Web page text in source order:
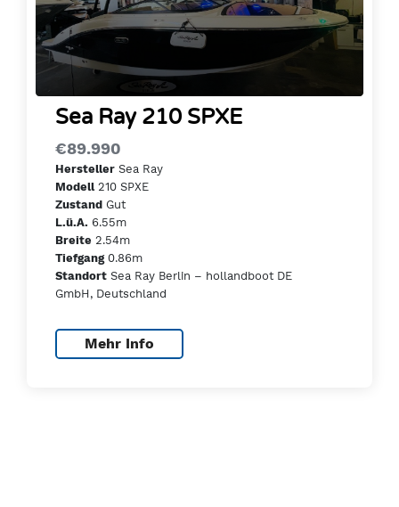
Sea Ray 210 SPXE
€89.990
Hersteller Sea Ray
Modell210 SPXE
Zustand Gut
L.ü.A. 6.55m
Breite 2.54m
Tiefgang0.86m
Standort Sea Ray Berlin – hollandboot DE
GmbH, Deutschland
Mehr Info